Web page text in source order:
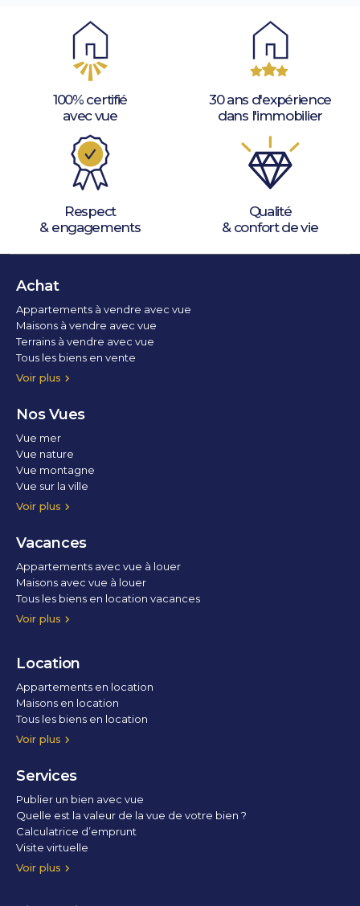
100% certifié
avec vue
30 ans d'expérience
dans l'immobilier
Respect
& engagements
Qualité
& confort de vie
Achat
Voir plus
Appartements à vendre avec vue
Maisons à vendre avec vue
Terrains à vendre avec vue
Tous les biens en vente
Nos Vues
Voir plus
Vue mer
Vue nature
Vue montagne
Vue sur la ville
Vue parc
Vue fleuve
Vue lac
Vue marina / port
Vacances
Voir plus
Appartements avec vue à louer
Maisons avec vue à louer
Tous les biens en location vacances
Location
Voir plus
Appartements en location
Maisons en location
Tous les biens en location
Services
Voir plus
Publier un bien avec vue
Quelle est la valeur de la vue de votre bien ?
Calculatrice d’emprunt
Visite virtuelle
Home staging